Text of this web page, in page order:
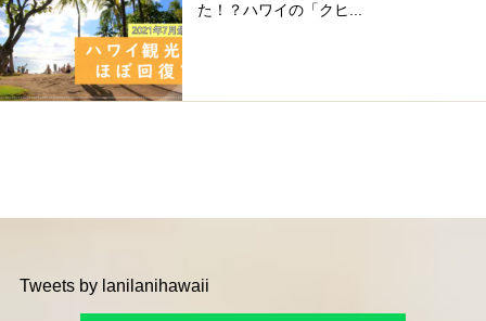
た！？ハワイの「クヒ...
Tweets by lanilanihawaii